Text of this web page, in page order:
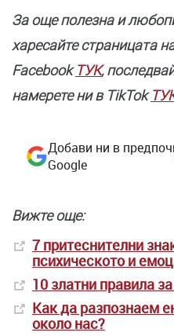
За още полезнa и
харесайте страницата
FacebookТУК,
намерете ни в TikTok
Добави ни в
Google
Вижте още:
7 притеснителни
психическото и
10 златни правила
Как да разпознаем
около нас?